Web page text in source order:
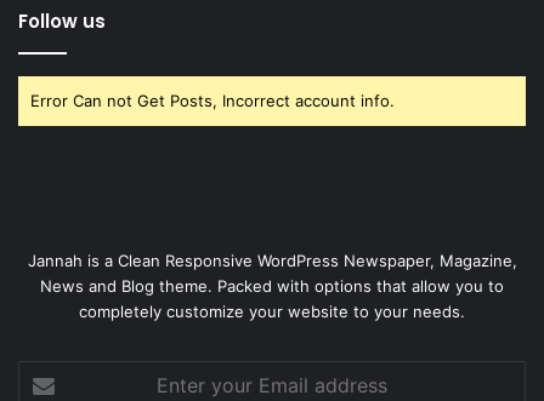
Follow us
Error Can not Get Posts, Incorrect account info.
Jannah is a Clean Responsive WordPress Newspaper, Magazine,
News and Blog theme. Packed with options that allow you to
completely customize your website to your needs.